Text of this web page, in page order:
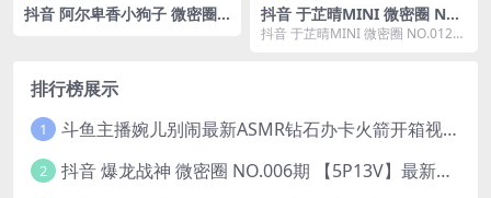
抖音 阿尔卑香小狗子 微密圈
抖音 于芷晴MINI 微密圈 NO.
012期 【122P5V】(抖音于晴
抖音 于芷晴MINI 微密圈 NO.012期
排行榜展示
1 斗鱼主播婉儿别闹最新ASMR钻石办卡火箭开箱视频+音频合集-47个资源打包下载 [39V-10.1GB]
2 抖音 爆龙战神 微密圈 NO.006期 【5P13V】最新至：2023.6.7(暴龙神和战龙皇)